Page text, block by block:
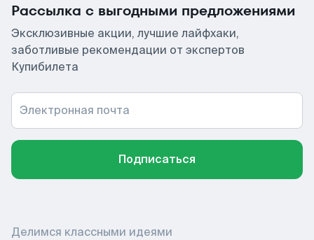
Рассылка с выгодными предложениями
Эксклюзивные акции, лучшие лайфхаки,
заботливые рекомендации от экспертов
Купибилета
Электронная почта
Подписаться
Делимся классными идеями